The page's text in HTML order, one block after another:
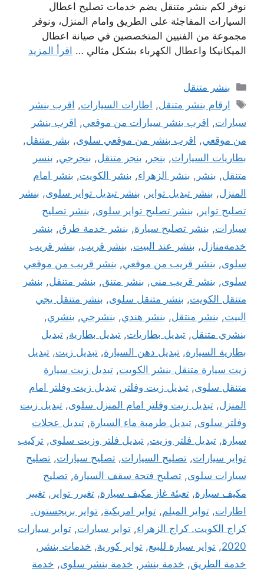
نوفر لكم بنشر متنقل يضم خدمات تصليح اعطال
السيارات المفاجئة على الطريق وامام المنزل، ونوفر
مجموعة من الفنيين المتخصصين في صيانة اعطال
الميكانيكا واعطال الكهرباء بشكل مثالي … اقرأ المزيد
التصنيفات
بنشر متنقل
الوسوم
ارقام بنشر متنقل, اطارات السيارات, اقرب بنشر
سيارات, اقرب بنشر سيارات من موقعي, اقرب بنشر
من موقعي, اقرب بنشر من موقعي سلوى, بشر متنقل,
بطاريات السيارات, بنجر , بنجر متنقل, بنجرجي, بنسر
متنقل, بنشر , بنشر الزهراء, بنشر الكويت, بنشر امام
المنزل, بنشر تبديل تواير , بنشر تبديل تواير سلوى, بنشر
تصليح تواير , بنشر تصليح تواير سلوى, بنشر تصليح
سيارات, بنشر تصليح سيارة, بنشر خدمة طرق, بنشر
خدمةمنازل, بنشر عند البيت, بنشر قريب, بنشر قريب
سلوى, بنشر قريب من موقعي, بنشر قريب من موقعي
سلوى, بنشر قريب مني, بنشر متنق, بنشر متنقل, بنشر
متنقل الكويت, بنشر متنقل سلوى, بنشر متنقل يجي
البيت, بنشر منتقل, بنشر هندي, بنشرجي, بنشري,
بنشري متنقل, تبديل بطاريات, تبديل بطارية, تبديل
بطارية السيارة, تبديل دهن السيارة, تبديل زيت, تبديل
زيت سيارة متنقل بنشر الكويت, تبديل زيت سيارة
متنقل سلوى, تبديل زيت وفلتر , تبديل زيت وفلتر امام
المنزل, تبديل زيت وفلتر امام المنزل سلوى, تبديل زيت
وفلتر سلوى, تبديل طرمبة ماء السيارة, تبديل عجلات
سيارة, تبديل فلتر وزيت, تبديل فلتر وزيت سلوى, تركيب
تواير سيارات, تصليح السيارات, تصليح سيارات, تصليح
سيارات سلوى, تصليح فتحة سقف السيارة, تصليح
مكيف سيارة, تعبئة غاز مكيف سيارة, تغيرر تواير , تغيير
اطارات, تواير الميلم, تواير امريكية, تواير بريجستون.
كراج الكويت. كراج الزهراء, تواير سيارات, تواير سيارات
2020
, تواير سيارة للبيع, تواير كورية, خدمات بنشر ,
خدمة الطريق, خدمة بنشر , خدمة بنشر سلوى, خدمة